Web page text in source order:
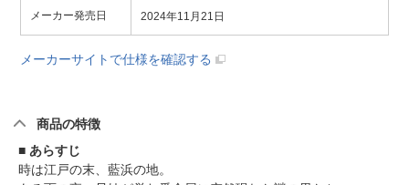
メーカー発売日 2024年11月21日
メーカーサイトで仕様を確認する
商品の特徴
■ あらすじ
時は江戸の末、藍浜の地。